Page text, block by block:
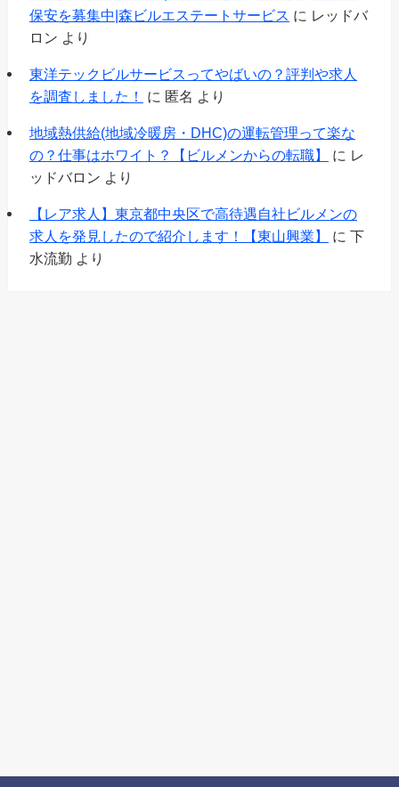
保安を募集中|森ビルエステートサービス に レッドバ
ロン より
東洋テックビルサービスってやばいの？評判や求人
を調査しました！
に 匿名 より
地域熱供給(地域冷暖房・DHC)の運転管理って楽な
の？仕事はホワイト？【ビルメンからの転職】
に レ
ッドバロン より
【レア求人】東京都中央区で高待遇自社ビルメンの
求人を発見したので紹介します！【東山興業】
に 下
水流勤 より